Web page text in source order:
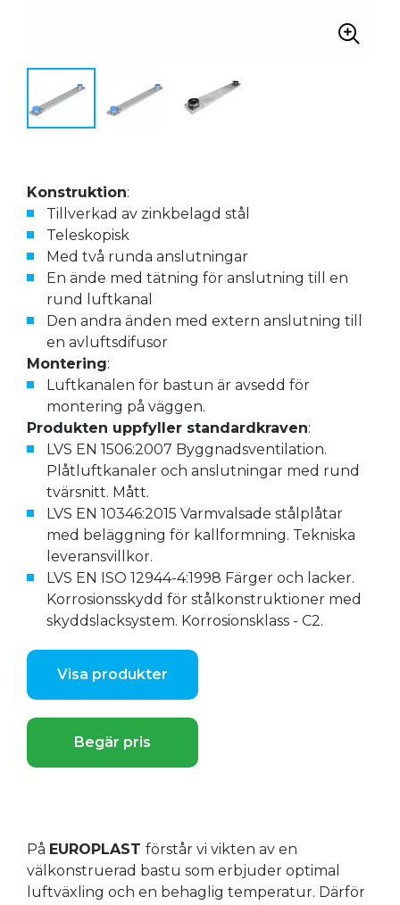
Konstruktion:
Tillverkad av zinkbelagd stål
Teleskopisk
Med två runda anslutningar
En ände med tätning för anslutning till en
rund luftkanal
Den andra änden med extern anslutning till
en avluftsdifusor
Montering:
Luftkanalen för bastun är avsedd för
montering på väggen.
Produkten uppfyller standardkraven:
LVS EN 1506:2007 Byggnadsventilation.
Plåtluftkanaler och anslutningar med rund
tvärsnitt. Mått.
LVS EN 10346:2015 Varmvalsade stålplåtar
med beläggning för kallformning. Tekniska
leveransvillkor.
LVS EN ISO 12944-4:1998 Färger och lacker.
Korrosionsskydd för stålkonstruktioner med
skyddslacksystem. Korrosionsklass - C2.
Visa produkter
Begär pris
På EUROPLAST förstår vi vikten av en
välkonstruerad bastu som erbjuder optimal
luftväxling och en behaglig temperatur. Därför